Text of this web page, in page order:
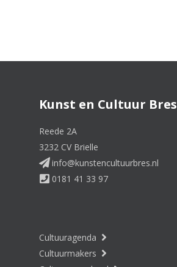
Kunst en Cultuur Bres
Reede 2A
3232 CV Brielle
info@kunstencultuurbres.nl
0181 41 33 97
Cultuuragenda
Cultuurmakers